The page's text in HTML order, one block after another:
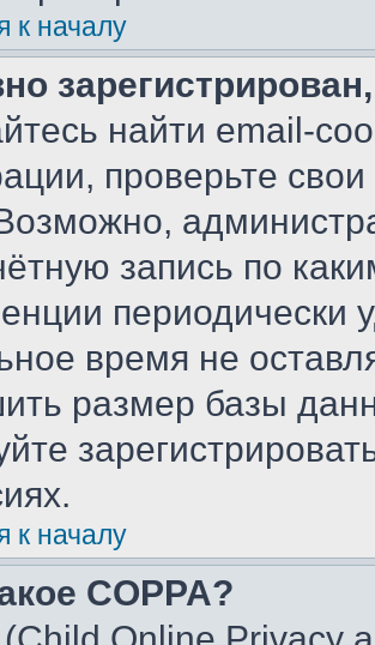
к началу
найти email-
проверьте
запись по
периодически
время не
размер базы
к началу
COPPA?